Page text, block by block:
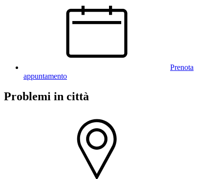
Prenota
appuntamento
Problemi in città